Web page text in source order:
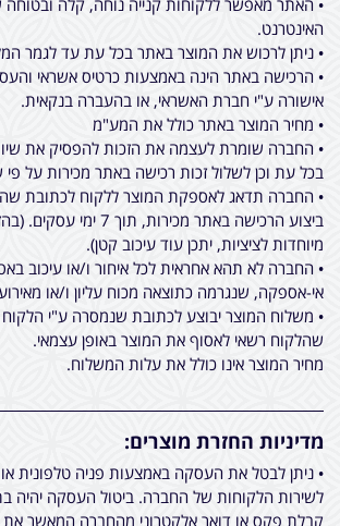
• האתר מאפשר ללקוחות קנייה נוחה, קלה
האינטרנט.
• ניתן לרכוש את המוצר באתר בכל עת עד לגמר
• הרכישה באתר הינה באמצעות כרטיס אשראי
אישורה ע"י חברת האשראי, או בהעברה בנקאית.
• מחיר המוצר באתר כולל את המע"מ
• החברה שומרת לעצמה את הזכות להפסיק את
בכל עת וכן לשלול זכות רכישה באתר מכירות על
• החברה תדאג לאספקת המוצר ללקוח לכתובת
ביצוע הרכישה באתר מכירות,
מיוחדות לציציות, יתכן עוד עיכוב קטן).
• החברה לא תהא אחראית לכל איחור ו/או עיכוב
אי-אספקה, שנגרמה כתוצאה מכוח עליון ו/או
• משלוח המוצר יבוצע לכתובת שנמסרה ע"י
שהלקוח רשאי לאסוף את המוצר באופן עצמאי.
מחיר המוצר אינו כולל את עלות המשלוח.
מדיניות החזרת מוצרים:
• ניתן לבטל את העסקה באמצעות פניה טלפונית או
לשירות הלקוחות של החברה. ביטול העסקה יהיה
קבלת פקס או דואר אלקטרוני מהחברה המאשר